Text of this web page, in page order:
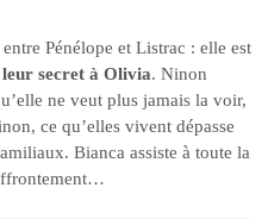
Pénélope et Listrac : elle est
leur secret à Olivia. Ninon
ne veut plus jamais la voir,
ce qu’elles vivent dépasse
Bianca assiste à toute la